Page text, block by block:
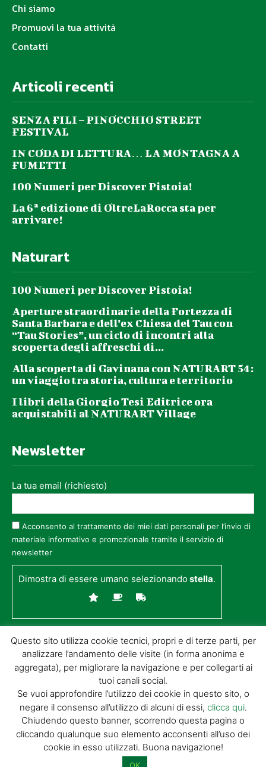
Chi siamo
Promuovi la tua attività
Contatti
Articoli recenti
SENZA FILI – PINOCCHIO STREET
FESTIVAL
IN CODA DI LETTURA… LA MONTAGNA A
FUMETTI
100 Numeri per Discover Pistoia!
La 6ª edizione di OltreLaRocca sta per
arrivare!
Naturart
100 Numeri per Discover Pistoia!
Aperture straordinarie della Fortezza di
Santa Barbara e dell’ex Chiesa del Tau con
“Tau Stories”, un ciclo di incontri alla
scoperta degli affreschi di...
Alla scoperta di Gavinana con NATURART 54:
un viaggio tra storia, cultura e territorio
I libri della Giorgio Tesi Editrice ora
acquistabili al NATURART Village
Newsletter
La tua email (richiesto)
Acconsento al trattamento dei miei dati personali per l’invio di
materiale informativo e promozionale tramite il servizio di
newsletter
Dimostra di essere umano selezionandostella.
© GIORGIO TESI EDITRICE S.R.L. | P.IVA
01732650476 | VIA DI BADIA 14 – 51100 LOC.
BOTTEGONE (PISTOIA) |POWERED BY
ALLYMIND
Cookie Policy
Condizioni
Questo sito utilizza cookie tecnici, propri e di terze parti, per
analizzare l’andamento delle visite (in forma anonima e
aggregata), per migliorare la navigazione e per collegarti ai
tuoi canali social.
Se vuoi approfondire l’utilizzo dei cookie in questo sito, o
negare il consenso all’utilizzo di alcuni di essi, clicca qui.
Chiudendo questo banner, scorrendo questa pagina o
cliccando qualunque suo elemento acconsenti all’uso dei
cookie in esso utilizzati. Buona navigazione!